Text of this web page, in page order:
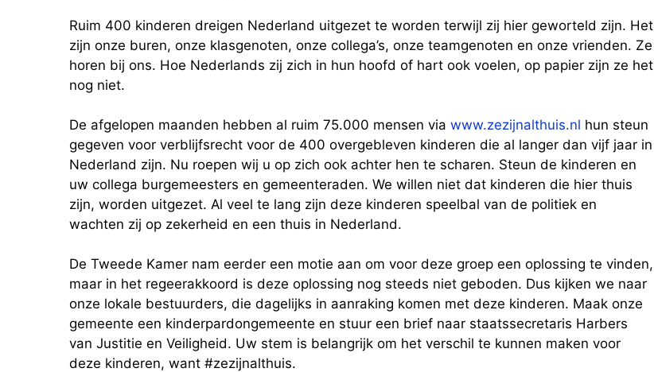
Ruim 400 kinderen dreigen Nederland uitgezet te worden terwijl zij hier geworteld zijn. Het
zijn onze buren, onze klasgenoten, onze collega’s, onze teamgenoten en onze vrienden. Ze
horen bij ons. Hoe Nederlands zij zich in hun hoofd of hart ook voelen, op papier zijn ze het
nog niet.
De afgelopen maanden hebben al ruim 75.000 mensen via www.zezijnalthuis.nl hun steun
gegeven voor verblijfsrecht voor de 400 overgebleven kinderen die al langer dan vijf jaar in
Nederland zijn. Nu roepen wij u op zich ook achter hen te scharen. Steun de kinderen en
uw collega burgemeesters en gemeenteraden. We willen niet dat kinderen die hier thuis
zijn, worden uitgezet. Al veel te lang zijn deze kinderen speelbal van de politiek en
wachten zij op zekerheid en een thuis in Nederland.
De Tweede Kamer nam eerder een motie aan om voor deze groep een oplossing te vinden,
maar in het regeerakkoord is deze oplossing nog steeds niet geboden. Dus kijken we naar
onze lokale bestuurders, die dagelijks in aanraking komen met deze kinderen. Maak onze
gemeente een kinderpardongemeente en stuur een brief naar staatssecretaris Harbers
van Justitie en Veiligheid. Uw stem is belangrijk om het verschil te kunnen maken voor
deze kinderen, want #zezijnalthuis.